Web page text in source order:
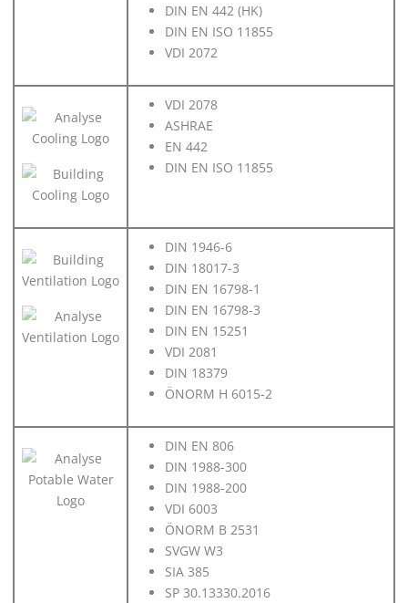
DIN EN 442 (HK)
DIN EN ISO 11855
VDI 2072
VDI 2078
ASHRAE
EN 442
DIN EN ISO 11855
DIN 1946-6
DIN 18017-3
DIN EN 16798-1
DIN EN 16798-3
DIN EN 15251
VDI 2081
DIN 18379
ÖNORM H 6015-2
DIN EN 806
DIN 1988-300
DIN 1988-200
VDI 6003
ÖNORM B 2531
SVGW W3
SIA 385
SP 30.13330.2016